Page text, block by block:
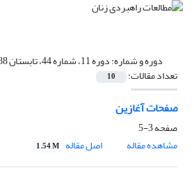
دوره و شماره:دوره 11، شماره 44، تابستان 1388، صفحه 1-256
تعداد مقالات: 10
صفحات آغازین
صفحه3-5
مشاهده مقاله
اصل مقاله 1.54 M